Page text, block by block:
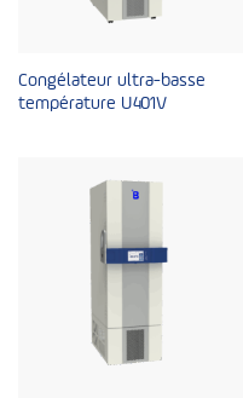
Congélateur ultra-basse
température U401V